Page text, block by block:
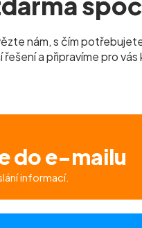
nám, s čím
a připravíme pro vás
do e-mailu
informací.